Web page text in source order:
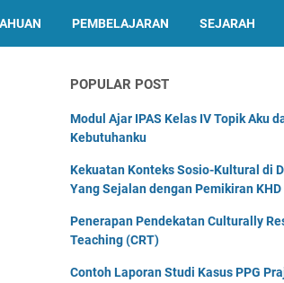
PEMBELAJARAN SEJARAH
POPULAR POST
Modul Ajar IPAS Kelas IV Topik Aku
Kebutuhanku
Kekuatan Konteks Sosio-Kultural di
Yang Sejalan dengan Pemikiran KHD
Penerapan Pendekatan Culturally
Teaching (CRT)
Contoh Laporan Studi Kasus PPG